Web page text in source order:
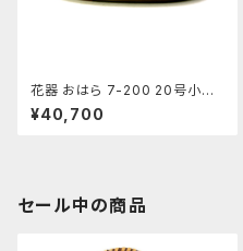
花器 おはら 7-200 20号小判
水盤 花瓶 フラワーベース 水盤
¥40,700
セール中の商品